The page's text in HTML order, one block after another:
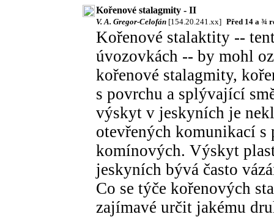
Kořenové stalagmity - II
V. A. Gregor-Celofán [154.20.241.xx] Před 14 a ¾
Kořenové stalaktity --
úvozovkách -- by mohl
kořenové stalagmity,
s povrchu a splývající
výskyt v jeskyních je
otevřených komunikací
komínových. Výskyt
jeskyních bývá často
Co se týče kořenových
zajímavé určit jakému